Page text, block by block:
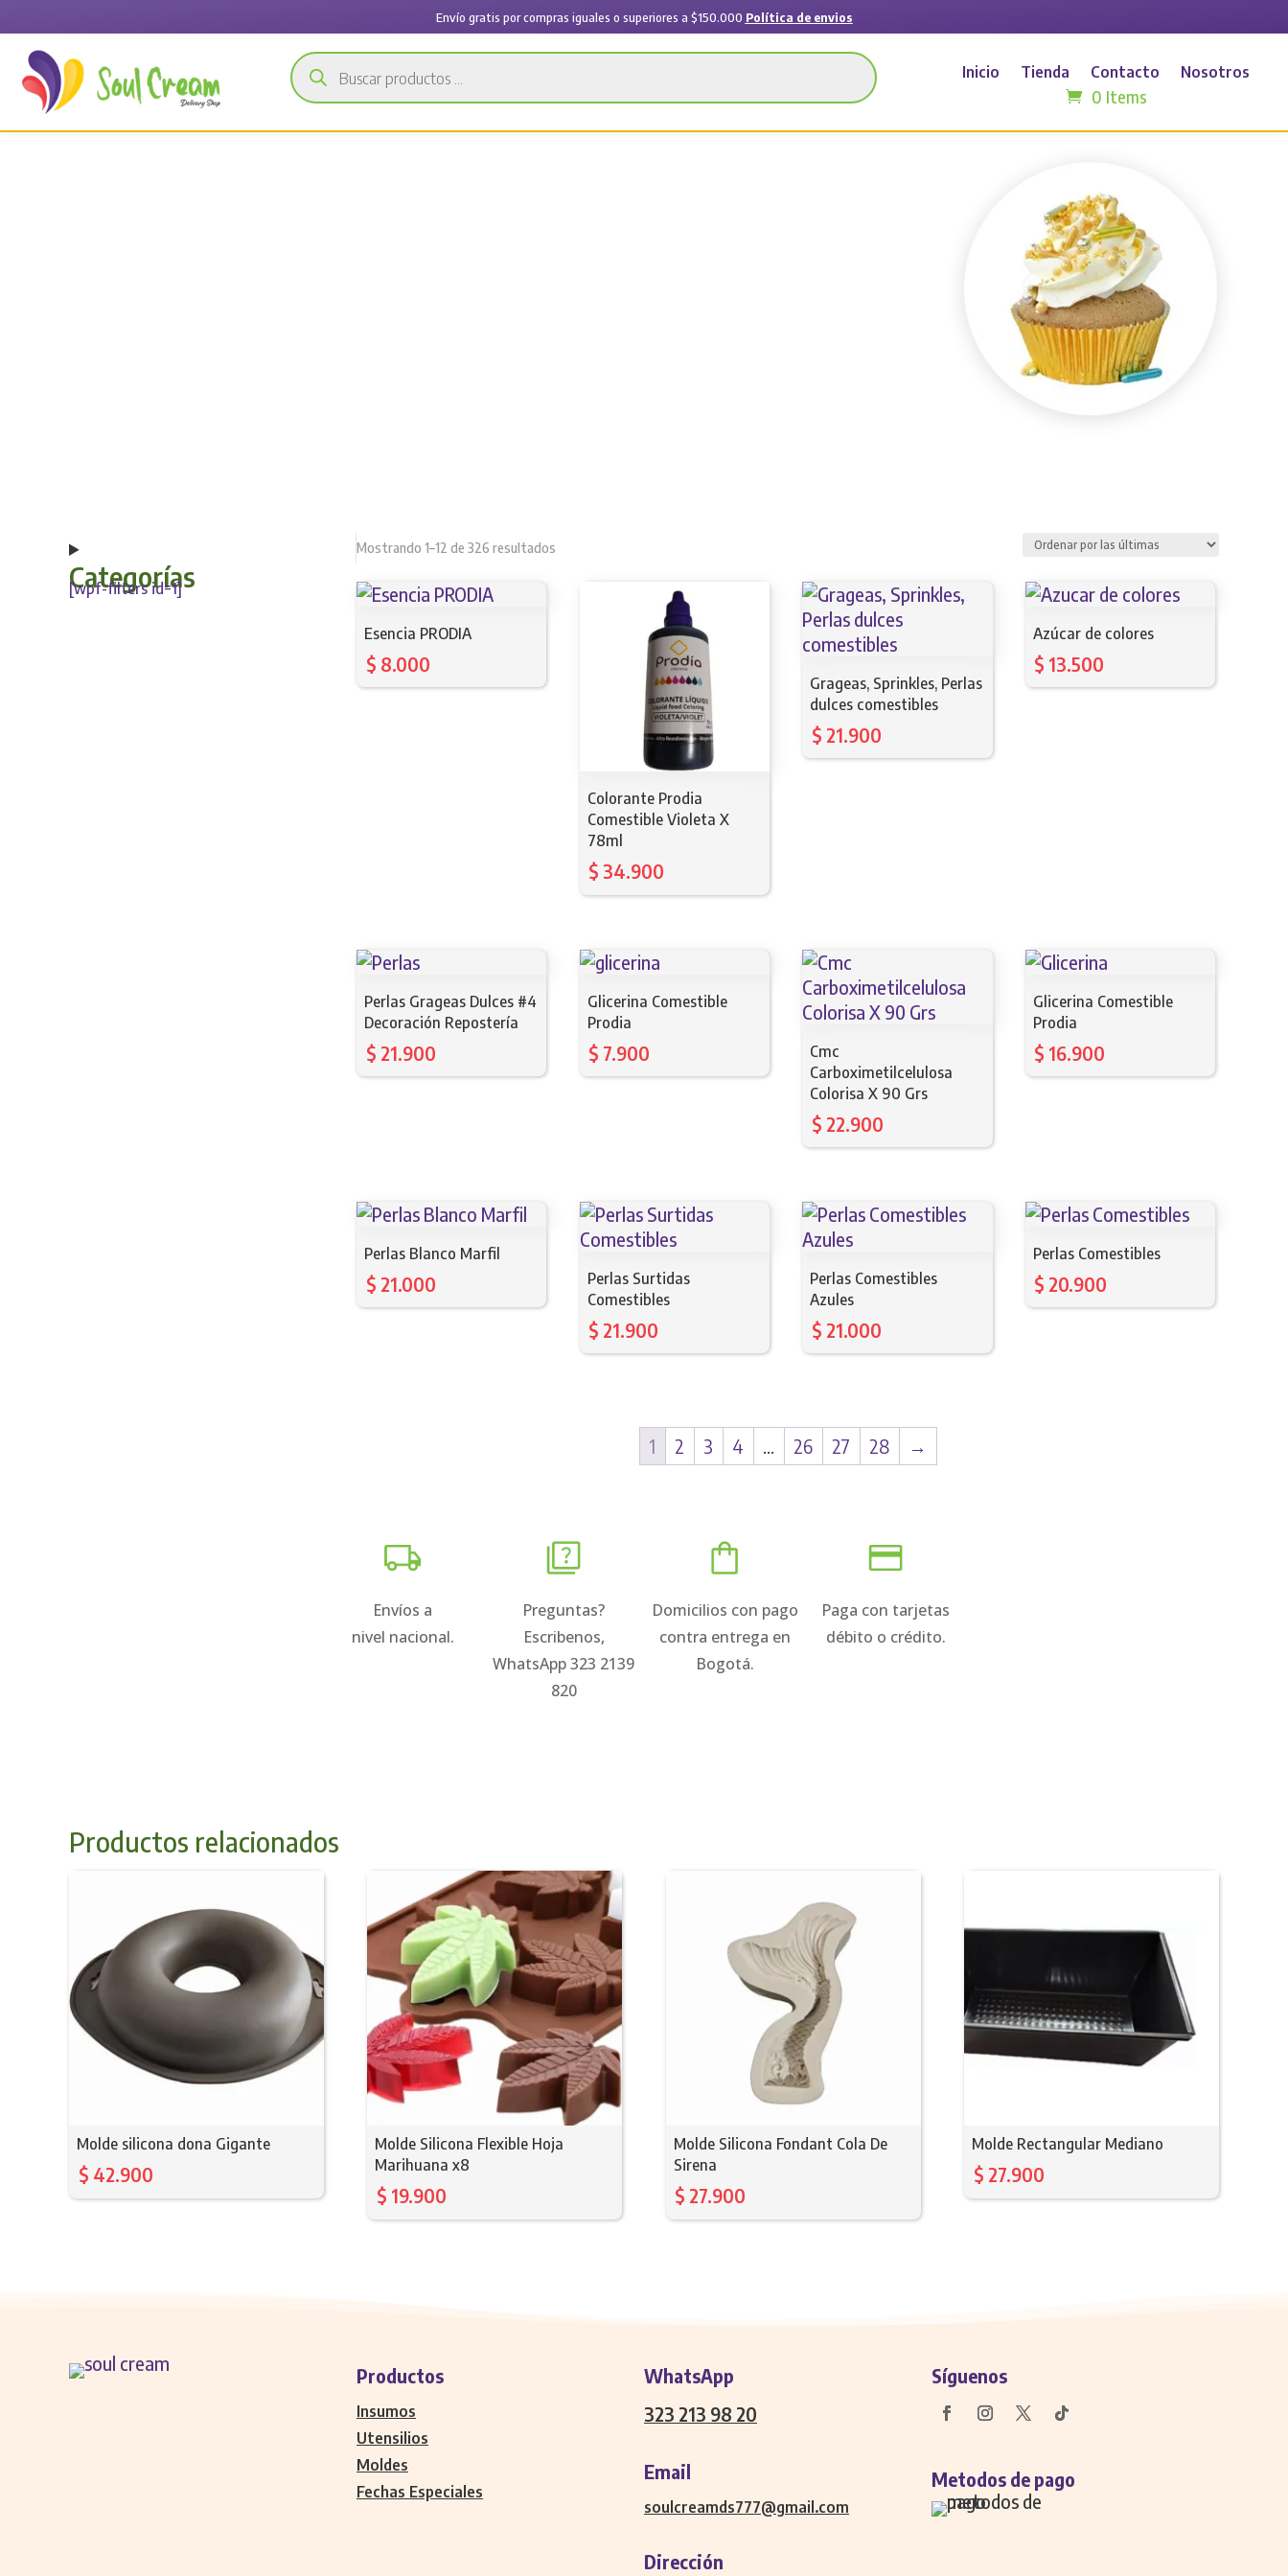
Envío gratis por compras iguales o superiores a $150.000 Política de envios
Búsqueda
de
productos
Inicio Tienda Contacto Nosotros
0 Items
Categorías
[wpf-filters id=1]
Mostrando 1–12 de 326 resultados
Esencia PRODIA
$ 8.000
Colorante Prodia
Comestible Violeta X
78ml
$ 34.900
Grageas, Sprinkles, Perlas
dulces comestibles
$ 21.900
Azúcar de colores
$ 13.500
Perlas Grageas Dulces #4
Decoración Repostería
$ 21.900
Glicerina Comestible
Prodia
$ 7.900
Cmc
Carboximetilcelulosa
Colorisa X 90 Grs
$ 22.900
Glicerina Comestible
Prodia
$ 16.900
Perlas Blanco Marfil
$ 21.000
Perlas Surtidas
Comestibles
$ 21.900
Perlas Comestibles
Azules
$ 21.000
Perlas Comestibles
$ 20.900
1 2 3 4 26 27 28 →
Envíos a
nivel nacional.
Preguntas?
Escribenos,
WhatsApp 323 2139
820
Domicilios con pago
contra entrega en
Bogotá.
Paga con tarjetas
débito o crédito.
Productos relacionados
Molde silicona dona Gigante
$ 42.900
Molde Silicona Flexible Hoja
Marihuana x8
$ 19.900
Molde Silicona Fondant Cola De
Sirena
$ 27.900
Molde Rectangular Mediano
$ 27.900
Productos
Insumos
Utensilios
Moldes
Fechas Especiales
WhatsApp
323 213 98 20
Email
soulcreamds777@gmail.com
Dirección
Síguenos
Metodos de pago